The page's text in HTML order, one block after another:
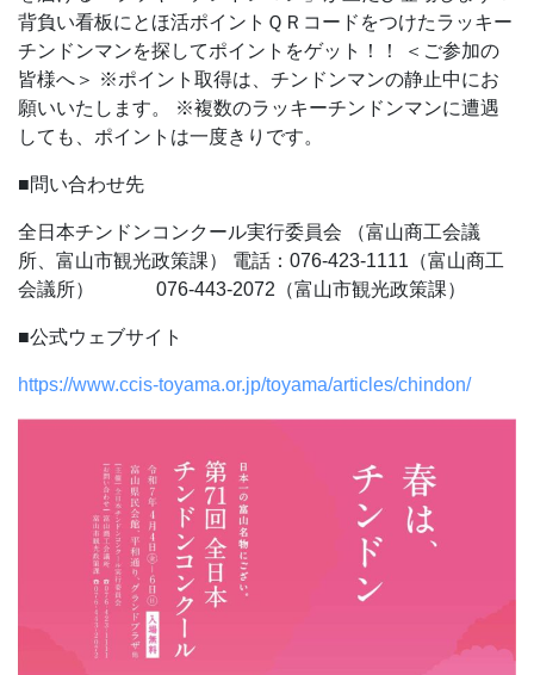
背負い看板にとほ活ポイントＱＲコードをつけたラッキー
チンドンマンを探してポイントをゲット！！
＜ご参加の
皆様へ＞ ※ポイント取得は、チンドンマンの静止中にお
願いいたします。
※複数のラッキーチンドンマンに遭遇
しても、ポイントは一度きりです。
■問い合わせ先
全日本チンドンコンクール実行委員会 （富山商工会議
所、富山市観光政策課）
電話：076-423-1111（富山商工
会議所）
076-443-2072（富山市観光政策課）
■公式ウェブサイト
https://www.ccis-toyama.or.jp/toyama/articles/chindon/